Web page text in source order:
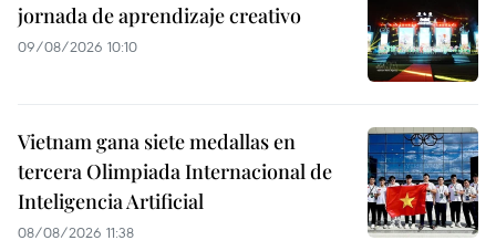
jornada de aprendizaje creativo
09/08/2026 10:10
Vietnam gana siete medallas en
tercera Olimpiada Internacional de
Inteligencia Artificial
08/08/2026 11:38